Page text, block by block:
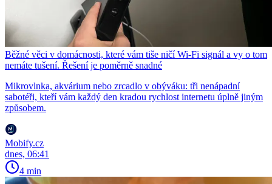
Běžné věci v domácnosti, které vám tiše ničí Wi-Fi signál a vy o tom
nemáte tušení. Řešení je poměrně snadné
Mikrovlnka, akvárium nebo zrcadlo v obýváku: tři nenápadní
sabotéři, kteří vám každý den kradou rychlost internetu úplně jiným
způsobem.
Mobify.cz
dnes, 06:41
4 min